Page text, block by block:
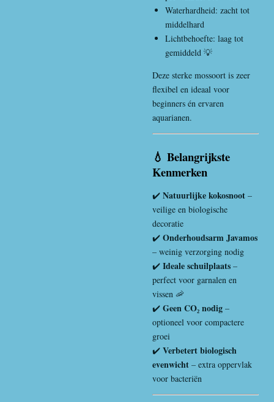
Waterhardheid: zacht tot
middelhard
Lichtbehoefte: laag tot
gemiddeld 💡
Deze sterke mossoort is zeer
flexibel en ideaal voor
beginners én ervaren
aquarianen.
💧 Belangrijkste
Kenmerken
✔️ Natuurlijke kokosnoot –
veilige en biologische
decoratie
✔️ Onderhoudsarm Javamos
– weinig verzorging nodig
✔️ Ideale schuilplaats –
perfect voor garnalen en
vissen 🦐
✔️ Geen CO₂ nodig –
optioneel voor compactere
groei
✔️ Verbetert biologisch
evenwicht – extra oppervlak
voor bacteriën